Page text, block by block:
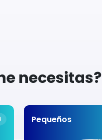
necesitas?
Pequeños